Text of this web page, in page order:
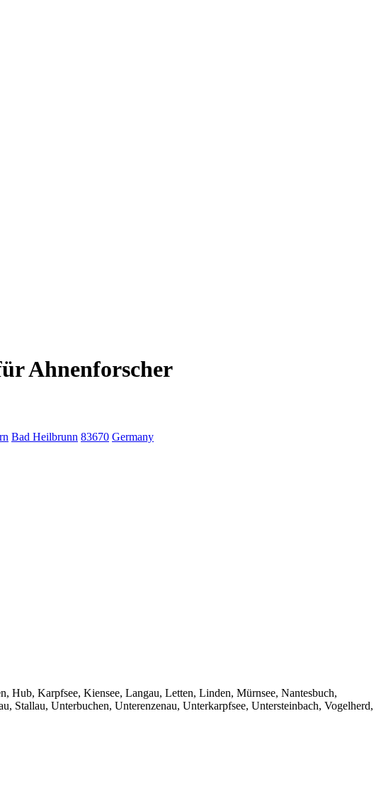
Ahnenforscher
Bad Heilbrunn 83670 Germany
Karpfsee, Kiensee, Langau, Letten, Linden, Mürnsee, Nantesbuch,
Stallau, Unterbuchen, Unterenzenau, Unterkarpfsee, Untersteinbach, Vogelherd,